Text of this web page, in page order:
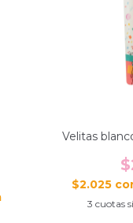
Velitas
$2.025
3 cuotas